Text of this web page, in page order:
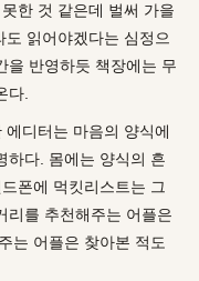
한 것 같은데 벌써 가을
읽어야겠다는 심정으
을 반영하듯 책장에는 무
다.
디터는 마음의 양식에
하다. 몸에는 양식의 흔
폰에 먹킷리스트는 그
리를 추천해주는 어플은
는 어플은 찾아본 적도